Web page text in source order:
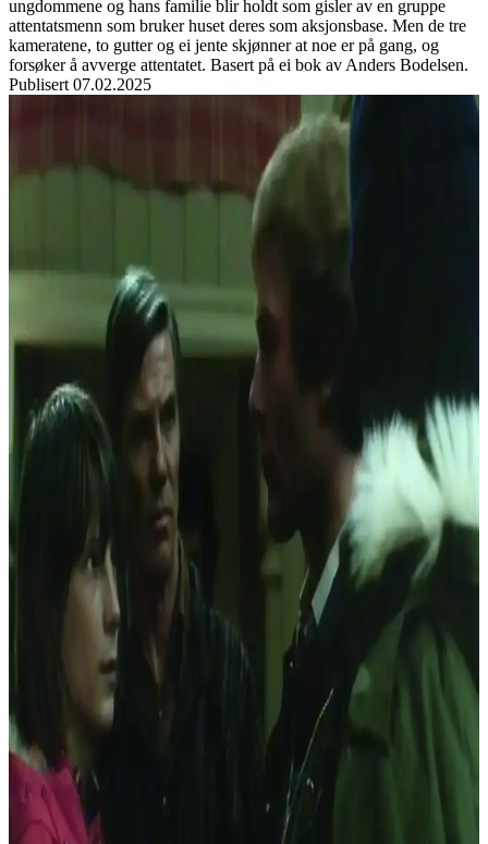
ungdommene og hans familie blir holdt som gisler av en gruppe
attentatsmenn som bruker huset deres som aksjonsbase. Men de tre
kameratene, to gutter og ei jente skjønner at noe er på gang, og
forsøker å avverge attentatet. Basert på ei bok av Anders Bodelsen.
Publisert 07.02.2025